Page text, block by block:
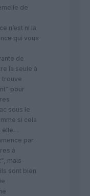
de
n’est ni la
qui vous
de
la seule à
trouve
pour
sous le
si cela
elle…
par
à
mais
sont bien